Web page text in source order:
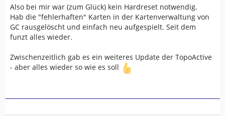
Also bei mir war (zum Glück) kein Hardreset notwendig.
Hab die "fehlerhaften" Karten in der Kartenverwaltung von
GC rausgelöscht und einfach neu aufgespielt. Seit dem
funzt alles wieder.
Zwischenzeitlich gab es ein weiteres Update der TopoActive
- aber alles wieder so wie es soll